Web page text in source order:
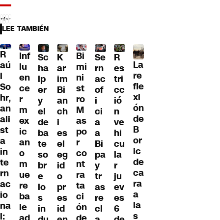
LEE TAMBIÉN
R
aú
l
So
hr,
an
ali
st
a
in
te
rn
ac
io
na
l:
Inf
lu
en
ce
r
m
ex
ic
an
o
m
ue
re
ba
le
Sc
ha
lp
er
y
el
de
ba
te
so
br
e
lo
s
in
K
ar
im
Bi
an
ch
i
es
el
eg
id
o
pr
es
id
Bi
mi
ni
st
ro
M
as
po
r
co
nt
ra
ta
ci
ón
Se
rn
ac
of
i
ci
a
a
Bi
pa
y
tr
as
re
cl
R
es
tri
cc
ió
n
ve
hi
cu
la
r
ju
ev
es
6
La
re
fle
xi
ón
de
B
or
ic
de
ca
ra
a
la
s